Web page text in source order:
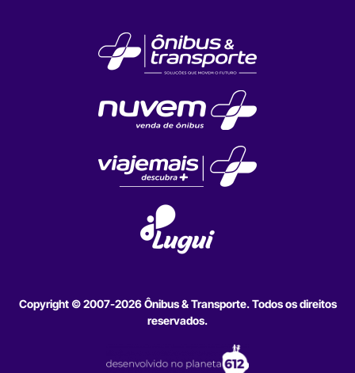
Copyright © 2007-2026 Ônibus & Transporte. Todos os direitos
reservados.